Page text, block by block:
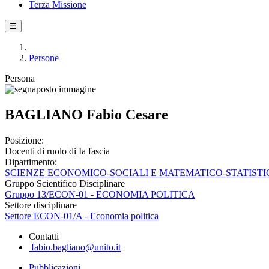
Terza Missione
☰
Persone
Persona
BAGLIANO Fabio Cesare
Posizione:
Docenti di ruolo di Ia fascia
Dipartimento:
SCIENZE ECONOMICO-SOCIALI E MATEMATICO-
Gruppo Scientifico Disciplinare
Gruppo 13/ECON-01 - ECONOMIA POLITICA
Settore disciplinare
Settore ECON-01/A - Economia politica
Contatti
fabio.bagliano@unito.it